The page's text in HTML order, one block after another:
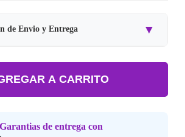
de Envio y Entrega ▼
Producto Importado.
entrega:Estimado de 7 a 15 dias habiles.
Politica de Devoluciones.
A CARRITO
Garantias de entrega con